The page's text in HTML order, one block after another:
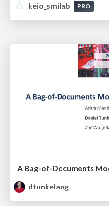
keio_smilab
PRO
A Bag-of-Documents
dtunkelang